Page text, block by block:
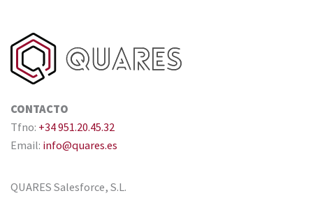
CONTACTO
Tfno: +34 951.20.45.32
Email: info@quares.es
QUARES Salesforce, S.L.